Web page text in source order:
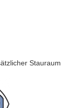
Stauraum